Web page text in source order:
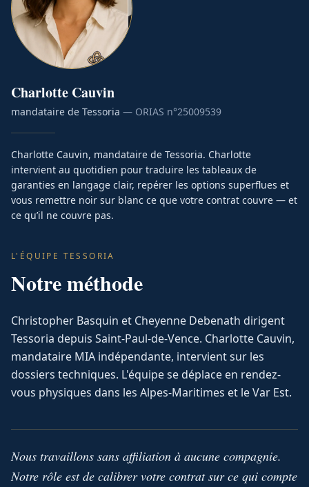
Charlotte Cauvin
mandataire de Tessoria — ORIAS n°25009539
Charlotte Cauvin, mandataire de Tessoria. Charlotte
intervient au quotidien pour traduire les tableaux de
garanties en langage clair, repérer les options superflues et
vous remettre noir sur blanc ce que votre contrat couvre — et
ce qu’il ne couvre pas.
L'ÉQUIPE TESSORIA
Notre méthode
Christopher Basquin et Cheyenne Debenath dirigent
Tessoria depuis Saint-Paul-de-Vence. Charlotte Cauvin,
mandataire MIA indépendante, intervient sur les
dossiers techniques. L'équipe se déplace en rendez-
vous physiques dans les Alpes-Maritimes et le Var Est.
Nous travaillons sans affiliation à aucune compagnie.
Notre rôle est de calibrer votre contrat sur ce qui compte